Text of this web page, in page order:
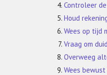
Controleer
Houd
Wees op tijd
Vraag om
Overweeg
Wees bewust